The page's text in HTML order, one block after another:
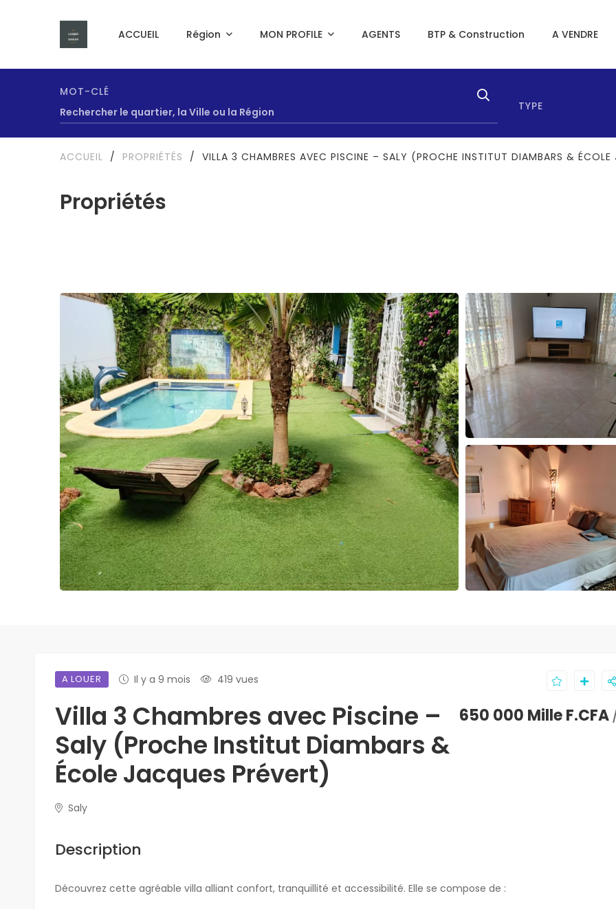
ACCUEIL Région MON PROFILE AGENTS BTP & Construction A VENDRE
MOT-CLÉ
TYPE
Propriétés
ACCUEIL / PROPRIÉTÉS / VILLA 3 CHAMBRES AVEC PISCINE – SALY (PROCHE INSTITUT DIAMBARS & ÉCOLE
A LOUER Il y a 9 mois 419 vues
Villa 3 Chambres avec Piscine –
Saly (Proche Institut Diambars &
École Jacques Prévert)
Saly
650 000 Mille F.CFA
Description
Découvrez cette agréable villa alliant confort, tranquillité et accessibilité. Elle se compose de :